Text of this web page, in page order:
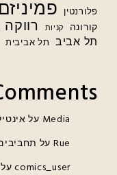
פלורנטין פמיניזם
קורונה קניות רווקה
תל אביב תל אביבית
Media על
Rue על
comics_userעל